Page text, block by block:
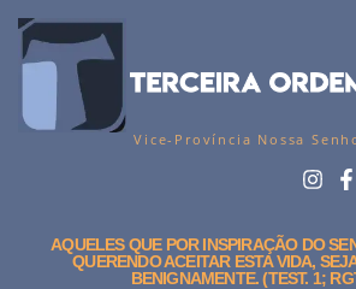
Vice-Província Nossa
AQUELES QUE POR INSPIRAÇÃO DO
QUERENDO ACEITAR ESTA VIDA,
BENIGNAMENTE. (TEST. 1;